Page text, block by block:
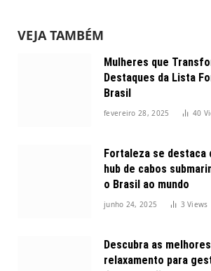
VEJA TAMBÉM
Mulheres que
Destaques da Lista
Brasil
fevereiro 28, 2025 40
Fortaleza se destaca
hub de cabos
o Brasil ao mundo
junho 24, 2025 3Views
Descubra as
relaxamento para